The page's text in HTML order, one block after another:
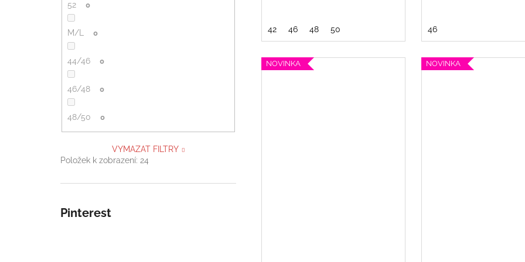
52 0
M/L 0
44/46 0
46/48 0
48/50 0
VYMAZAT FILTRY
Položek k zobrazení: 24
Pinterest
42 46 48 50 46
NOVINKA NOVINKA